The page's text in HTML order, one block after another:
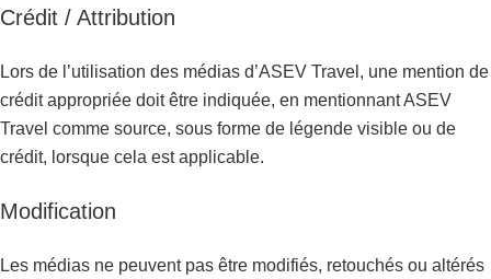
Crédit / Attribution
Lors de l’utilisation des médias d’ASEV Travel, une mention de
crédit appropriée doit être indiquée, en mentionnant ASEV
Travel comme source, sous forme de légende visible ou de
crédit, lorsque cela est applicable.
Modification
Les médias ne peuvent pas être modifiés, retouchés ou altérés